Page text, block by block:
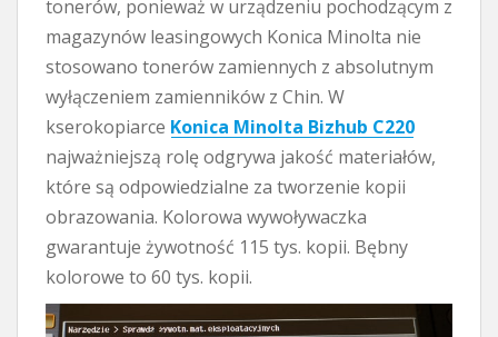
tonerów, ponieważ w urządzeniu pochodzącym z
magazynów leasingowych Konica Minolta nie
stosowano tonerów zamiennych z absolutnym
wyłączeniem zamienników z Chin. W
kserokopiarce Konica Minolta Bizhub C220
najważniejszą rolę odgrywa jakość materiałów,
które są odpowiedzialne za tworzenie kopii
obrazowania. Kolorowa wywoływaczka
gwarantuje żywotność 115 tys. kopii. Bębny
kolorowe to 60 tys. kopii.